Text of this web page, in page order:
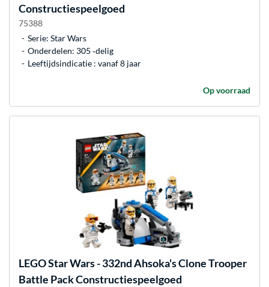
Constructiespeelgoed
75388
Serie: Star Wars
Onderdelen: 305 ‐delig
Leeftijdsindicatie : vanaf 8 jaar
Op voorraad
LEGOStar Wars - 332nd Ahsoka's Clone Trooper
Battle Pack Constructiespeelgoed